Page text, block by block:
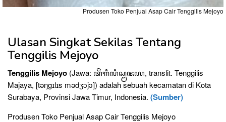
Produsen Toko Penjual Asap Cair Tenggilis Mejoyo
Ulasan Singkat Sekilas Tentang
Tenggilis Mejoyo
Tenggilis Mejoyo (Jawa: ꦠꦼꦁꦒꦶꦭꦶꦱ꧀ꦩꦗꦪ, translit. Tenggilis
Majaya, [təŋgɪlɪs mədʒɔjɔ]) adalah sebuah kecamatan di Kota
Surabaya, Provinsi Jawa Timur, Indonesia. (Sumber)
Produsen Toko Penjual Asap Cair Tenggilis Mejoyo